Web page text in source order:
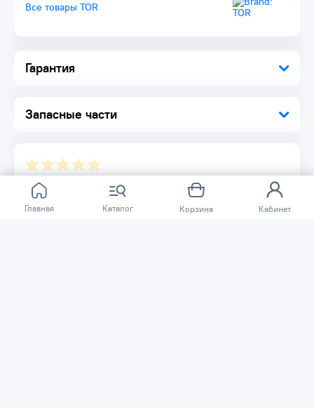
Главная Каталог Корзина Кабинет
Гарантия
Запасные части
Все товары TOR
Отзывов ещё нет.
Расскажите о товаре, который приобрели у нас.